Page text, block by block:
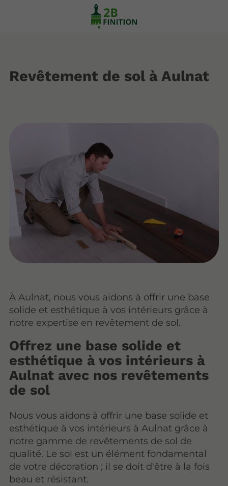
Revêtement de sol à Aulnat
À Aulnat, nous vous aidons à offrir une base
solide et esthétique à vos intérieurs grâce à
notre expertise en revêtement de sol.
Offrez une base solide et
esthétique à vos intérieurs à
Aulnat avec nos revêtements
de sol
Nous vous aidons à offrir une base solide et
esthétique à vos intérieurs à Aulnat grâce à
notre gamme de revêtements de sol de
qualité. Le sol est un élément fondamental
de votre décoration ; il se doit d'être à la fois
beau et résistant.